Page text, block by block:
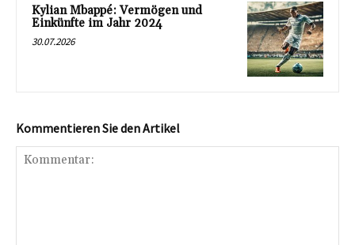
Kylian Mbappé: Vermögen und
Einkünfte im Jahr 2024
30.07.2026
Kommentieren Sie den Artikel